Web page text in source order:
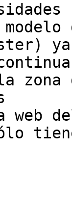
ya
la
web